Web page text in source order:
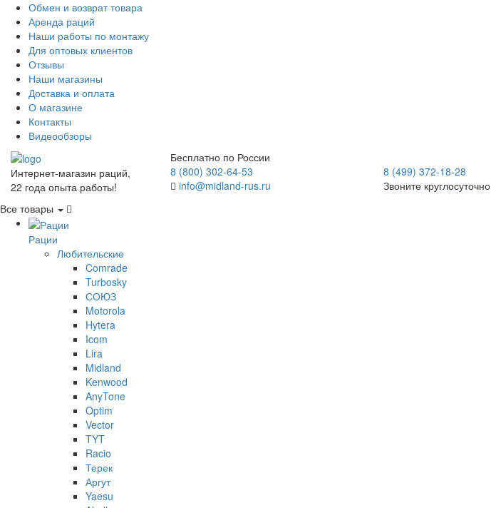
Обмен и возврат товара
Аренда раций
Наши работы по монтажу
Для оптовых клиентов
Отзывы
Наши магазины
Доставка и оплата
О магазине
Контакты
Видеообзоры
Интернет-магазин раций,
22 года опыта работы!
Бесплатно по России
8 (800) 302-64-53
info@midland-rus.ru
8 (499) 372-18-28
Звоните круглосуточно
Все товары
Рации
Любительские
Comrade
Turbosky
СОЮЗ
Motorola
Hytera
Icom
Lira
Midland
Kenwood
AnyTone
Optim
Vector
TYT
Racio
Терек
Аргут
Yaesu